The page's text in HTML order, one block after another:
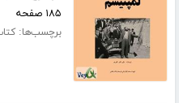
۱۸۵ صفحه
برچسب‌ها: